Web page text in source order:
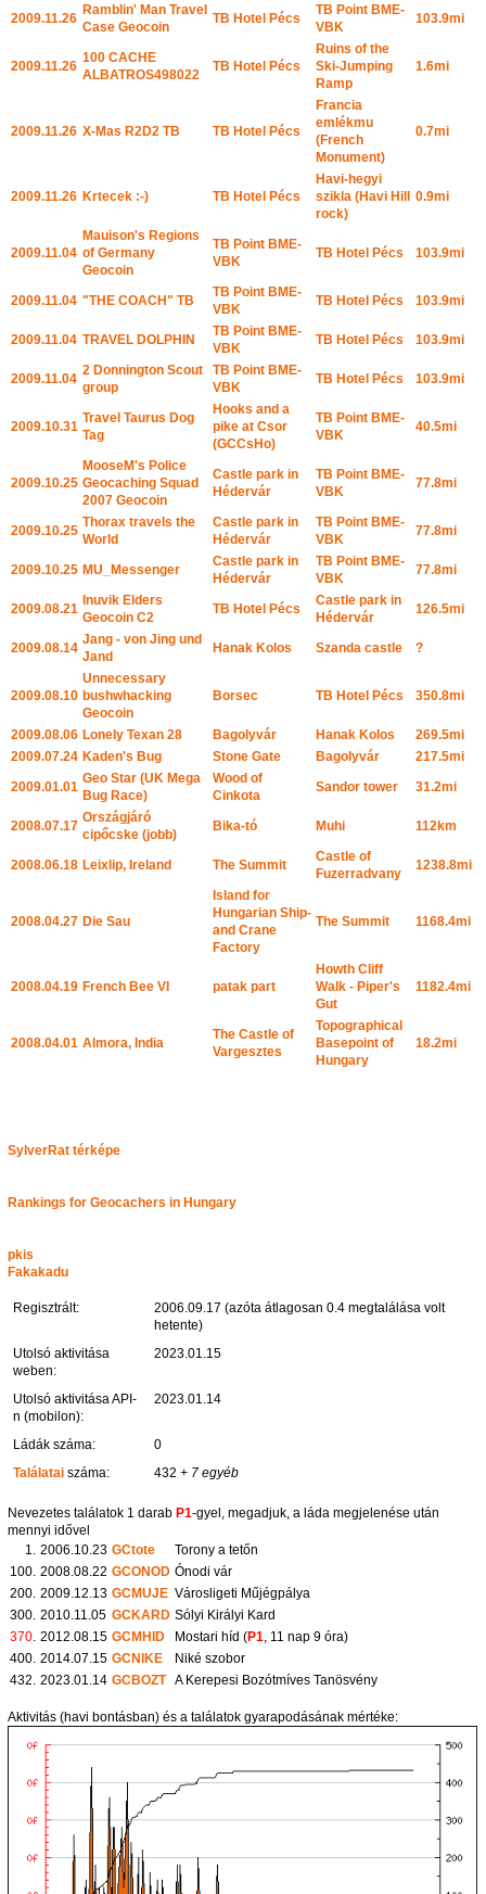
2009.11.26
Ramblin' Man Travel
Case Geocoin
TB Hotel Pécs
TB Point BME-
VBK
103.9mi
2009.11.26
100 CACHE
ALBATROS498022
TB Hotel Pécs
Ruins of the
Ski-Jumping
Ramp
1.6mi
2009.11.26 X-Mas R2D2 TB TB Hotel Pécs
Francia
emlékmu
(French
Monument)
0.7mi
2009.11.26 Krtecek :-) TB Hotel Pécs
Havi-hegyi
szikla (Havi Hill
rock)
0.9mi
2009.11.04
Mauison's Regions
of Germany
Geocoin
TB Point BME-
VBK
TB Hotel Pécs 103.9mi
2009.11.04 "THE COACH" TB
TB Point BME-
VBK
TB Hotel Pécs 103.9mi
2009.11.04 TRAVEL DOLPHIN
TB Point BME-
VBK
TB Hotel Pécs 103.9mi
2009.11.04
2 Donnington Scout
group
TB Point BME-
VBK
TB Hotel Pécs 103.9mi
2009.10.31
Travel Taurus Dog
Tag
Hooks and a
pike at Csor
(GCCsHo)
TB Point BME-
VBK
40.5mi
2009.10.25
MooseM's Police
Geocaching Squad
2007 Geocoin
Castle park in
Hédervár
TB Point BME-
VBK
77.8mi
2009.10.25
Thorax travels the
World
Castle park in
Hédervár
TB Point BME-
VBK
77.8mi
2009.10.25 MU_Messenger
Castle park in
Hédervár
TB Point BME-
VBK
77.8mi
2009.08.21
Inuvik Elders
Geocoin C2
TB Hotel Pécs
Castle park in
Hédervár
126.5mi
2009.08.14
Jang - von Jing und
Jand
Hanak Kolos Szanda castle ?
2009.08.10
Unnecessary
bushwhacking
Geocoin
Borsec TB Hotel Pécs 350.8mi
2009.08.06 Lonely Texan 28 Bagolyvár Hanak Kolos
269.5mi
2009.07.24 Kaden's Bug Stone Gate Bagolyvár
217.5mi
2009.01.01
Geo Star (UK Mega
Bug Race)
Wood of
Cinkota
Sandor tower 31.2mi
2008.07.17
Országjáró
cipőcske (jobb)
Bika-tó Muhi 112km
2008.06.18 Leixlip, Ireland The Summit
Castle of
Fuzerradvany
1238.8mi
2008.04.27 Die Sau
Island for
Hungarian Ship-
and Crane
Factory
The Summit 1168.4mi
2008.04.19 French Bee VI patak part
Howth Cliff
Walk - Piper's
Gut
1182.4mi
2008.04.01 Almora, India
The Castle of
Vargesztes
Topographical
Basepoint of
Hungary
18.2mi
SylverRat térképe
Rankings for Geocachers in Hungary
pkis
Fakakadu
Regisztrált:
2006.09.17 (azóta átlagosan 0.4 megtalálása volt
hetente)
Utolsó aktivitása
weben:
2023.01.15
Utolsó aktivitása API-
n (mobilon):
2023.01.14
Ládák száma:
0
Találatai száma: 432 + 7 egyéb
Nevezetes találatok 1 darabP1-gyel, megadjuk, a láda megjelenése után
mennyi idővel
1.
2006.10.23 GCtote
Torony a tetőn
100. 2008.08.22 GCONOD Ónodi vár
200. 2009.12.13 GCMUJE Városligeti Műjégpálya
300. 2010.11.05 GCKARD Sólyi Királyi Kard
370 2012.08.15 GCMHID Mostari híd (P1 , 11 nap 9 óra)
400. 2014.07.15 GCNIKE
Niké szobor
432.
2023.01.14 GCBOZT A Kerepesi Bozótmíves Tanösvény
Aktivitás (havi bontásban) és a találatok gyarapodásának mértéke: